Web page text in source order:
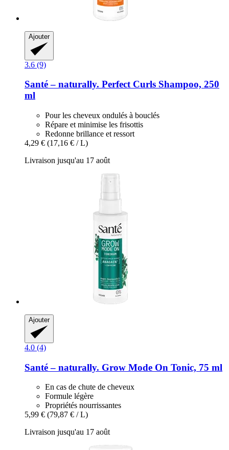
Ajouter
3.6 (9)
Santé – naturally. Perfect Curls Shampoo, 250
ml
Pour les cheveux ondulés à bouclés
Répare et minimise les frisottis
Redonne brillance et ressort
4,29 € (17,16 € / L)
Livraison jusqu'au 17 août
Ajouter
4.0 (4)
Santé – naturally. Grow Mode On Tonic, 75 ml
En cas de chute de cheveux
Formule légère
Propriétés nourrissantes
5,99 € (79,87 € / L)
Livraison jusqu'au 17 août